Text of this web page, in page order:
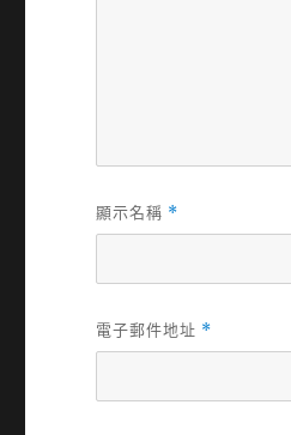
顯示名稱 *
電子郵件地址 *